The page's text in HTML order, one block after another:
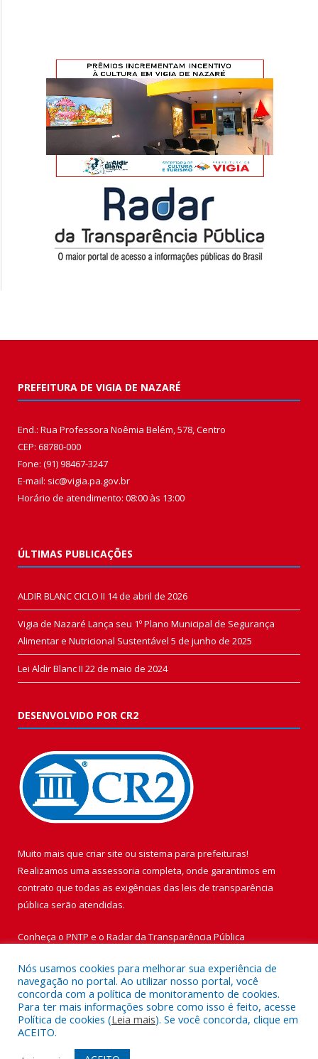
PREFEITURA DE VIGIA DE NAZARÉ
End.: Rua Professora Noêmia Belém, 578, Centro
CEP: 68780-000
Fone: (91) 98467-3247
E-mail: sic@vigia.pa.gov.br
Horário de atendimento: 08:00 às 13:00
ÚLTIMAS PUBLICAÇÕES
ALDIR BLANC CICLO II 14 de abril de 2026
Vigia de Nazaré Lança seu 1º Plano Municipal de Segurança
Alimentar e Nutricional Sustentável 5 de junho de 2025
Lei Aldir Blanc II 22 de maio de 2024
DESENVOLVIDO POR CR2
Muito mais que criar site ou sistema para prefeituras!
Realizamos uma assessoria completa, onde garantimos em
contrato que todas as exigências das leis de transparência
pública serão atendidas.
Conheça o PNTP e o Radar da Transparência Pública
Todos os direitos reservados a Prefeitura Municipal de Vigia de
Nazaré.
Nós usamos cookies para melhorar sua experiência de
navegação no portal. Ao utilizar nosso portal, você
concorda com a política de monitoramento de cookies.
Para ter mais informações sobre como isso é feito, acesse
Política de cookies (Leia mais). Se você concorda, clique em
ACEITO.